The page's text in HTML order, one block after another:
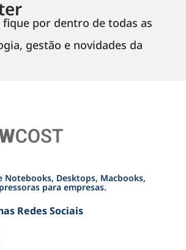
fique por dentro de todas as
gestão e novidades da
Notebooks, Desktops, Macbooks,
para empresas.
Redes Sociais